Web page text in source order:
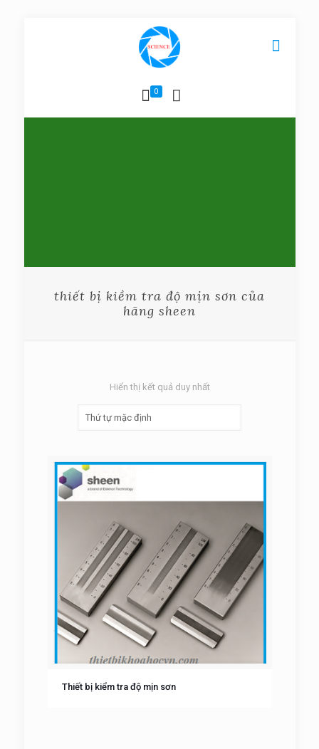
0
thiết bị kiềm tra độ mịn sơn của
hãng sheen
Hiển thị kết quả duy nhất
Thiết bị kiểm tra độ mịn sơn